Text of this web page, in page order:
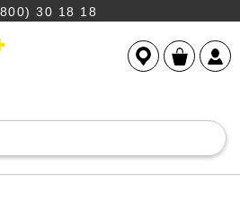
30 18 18